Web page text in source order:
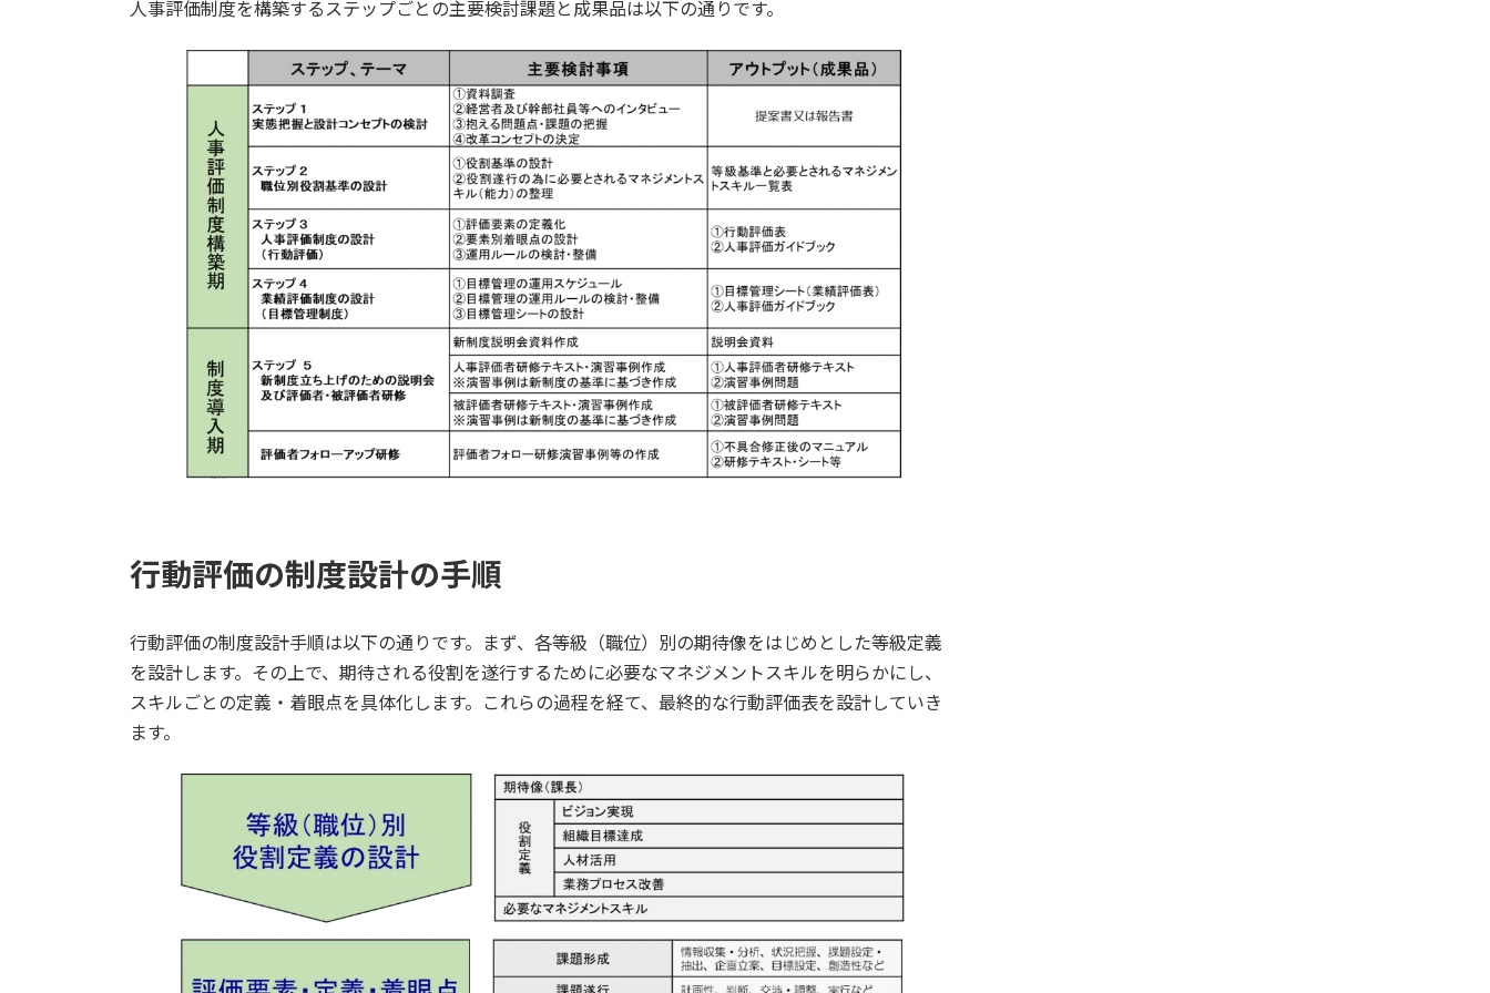
人事評価制度を構築するステップごとの主要検討課題と成果品は以下の通りです。
行動評価の制度設計の手順
行動評価の制度設計手順は以下の通りです。まず、各等級（職位）別の期待像をはじめとした等級定義
を設計します。その上で、期待される役割を遂行するために必要なマネジメントスキルを明らかにし、
スキルごとの定義・着眼点を具体化します。これらの過程を経て、最終的な行動評価表を設計していき
ます。